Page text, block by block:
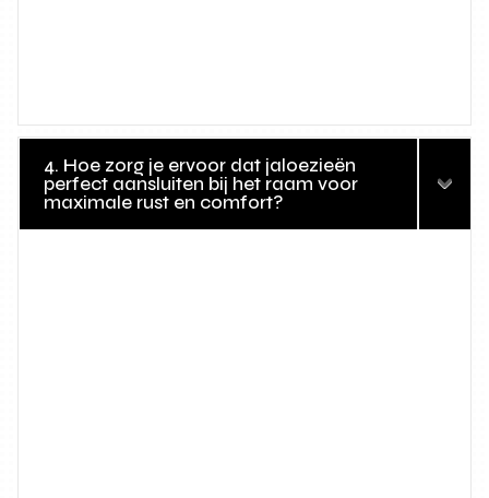
4. Hoe zorg je ervoor dat jaloezieën
perfect aansluiten bij het raam voor
maximale rust en comfort?